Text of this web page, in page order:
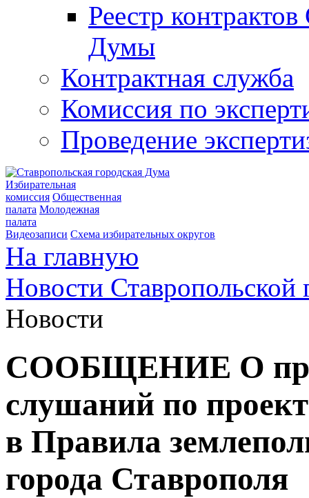
Реестр
Думы
Контрактная служба
Комиссия по
Проведение
Избирательная
комиссия Общественная
палата Молодежная
палата
Видеозаписи Схема избирательных округов
На главную
Новости
Новости
СООБЩЕНИЕ О
слушаний по
в Правила
города Ставрополя